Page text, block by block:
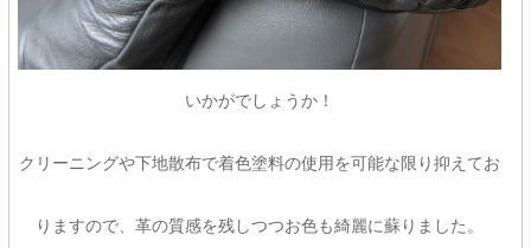
いかがでしょうか！
クリーニングや下地散布で着色塗料の使用を可能な限り抑えてお
りますので、革の質感を残しつつお色も綺麗に蘇りました。